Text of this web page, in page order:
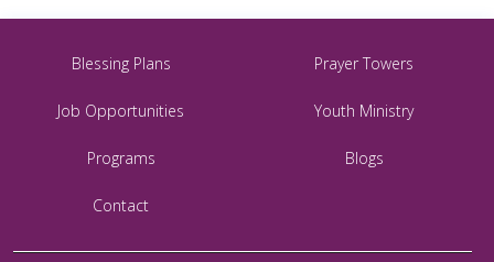
Blessing Plans Prayer Towers
Job Opportunities Youth Ministry
Programs Blogs
Contact